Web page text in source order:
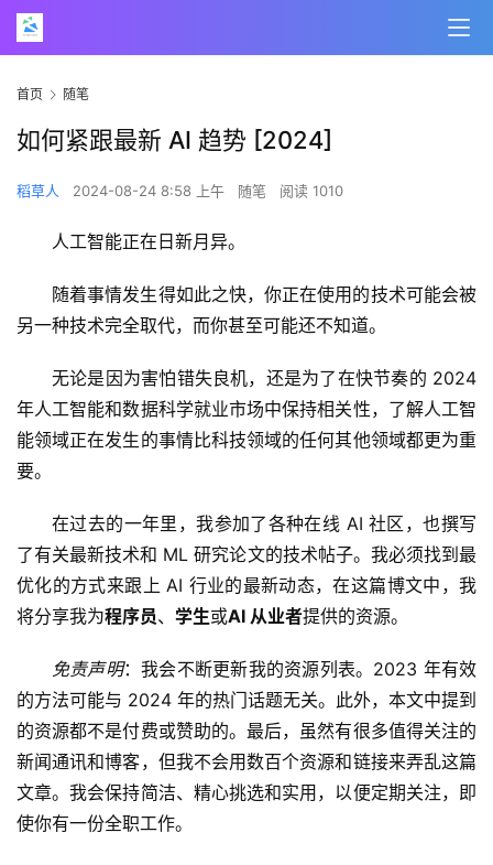
首页 随笔
如何紧跟最新 AI 趋势 [2024]
稻草人 2024-08-24 8:58 上午 随笔 阅读 1010
人工智能正在日新月异。
随着事情发生得如此之快，你正在使用的技术可能会被
另一种技术完全取代，而你甚至可能还不知道。
无论是因为害怕错失良机，还是为了在快节奏的 2024
年人工智能和数据科学就业市场中保持相关性，了解人工智
能领域正在发生的事情比科技领域的任何其他领域都更为重
要。
在过去的一年里，我参加了各种在线 AI 社区，也撰写
了有关最新技术和 ML 研究论文的技术帖子。我必须找到最
优化的方式来跟上 AI 行业的最新动态，在这篇博文中，我
将分享我为程序员、 学生或AI 从业者提供的资源。
免责声明：我会不断更新我的资源列表。2023 年有效
的方法可能与 2024 年的热门话题无关。此外，本文中提到
的资源都不是付费或赞助的。最后，虽然有很多值得关注的
新闻通讯和博客，但我不会用数百个资源和链接来弄乱这篇
文章。我会保持简洁、精心挑选和实用，以便定期关注，即
使你有一份全职工作。